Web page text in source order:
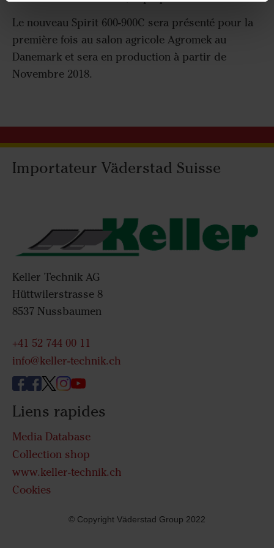
Le nouveau Spirit 600-900C sera présenté pour la
première fois au salon agricole Agromek au
Danemark et sera en production à partir de
Novembre 2018.
Importateur Väderstad Suisse
Keller Technik AG
Hüttwilerstrasse 8
8537 Nussbaumen
+41 52 744 00 11
info@keller-technik.ch
Liens rapides
Media Database
Collection shop
www.keller-technik.ch
Cookies
© Copyright Väderstad Group 2022